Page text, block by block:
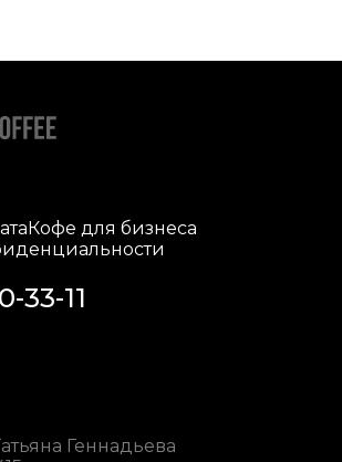
Кофе для бизнеса
33-11
Геннадьева